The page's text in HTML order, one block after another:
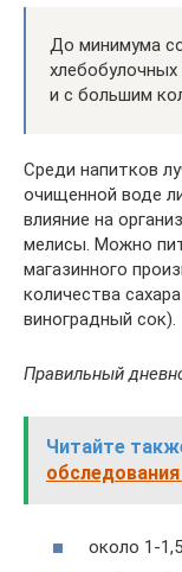
До минимума
и с большим
Среди напитков
очищенной воде
влияние на
мелисы. Можно
магазинного
количества
виноградный сок).
Правильный
Читайте
около 1-